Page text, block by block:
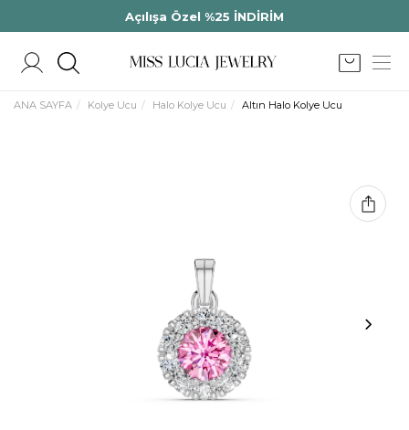
Açılışa Özel %25 İNDİRİM
ANA SAYFA Kolye Ucu Halo Kolye Ucu Altın Halo Kolye Ucu